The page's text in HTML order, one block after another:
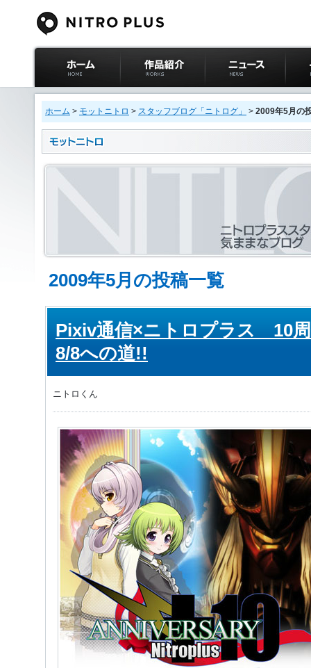
ニトロプラス公式
サイト ホーム
作品紹介 ニュース イベ
ホーム > モットニトロ > スタッフブログ「ニトログ」 > 2009年5月の
2009年5月の投稿一覧
Pixiv通信×ニトロプラス 10
8/8への道!!
ニトロくん